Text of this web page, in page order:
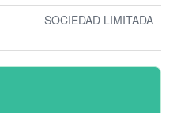
SOCIEDAD LIMITADA